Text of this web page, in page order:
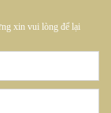
xin vui lòng để lại